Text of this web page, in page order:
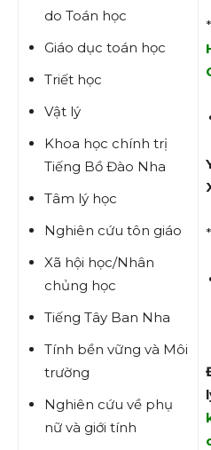
do Toán học
Giáo dục toán học
Triết học
Vật lý
Khoa học chính trị
Tiếng Bồ Đào Nha
Tâm lý học
Nghiên cứu tôn giáo
Xã hội học/Nhân
chủng học
Tiếng Tây Ban Nha
Tính bền vững và Môi
trường
Nghiên cứu về phụ
nữ và giới tính
*
*